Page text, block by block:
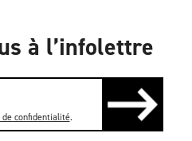
à l’infolettre
confidentialité.